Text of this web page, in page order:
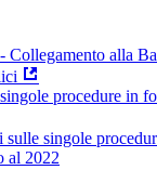
alla
procedure in
sulle singole
al 2022